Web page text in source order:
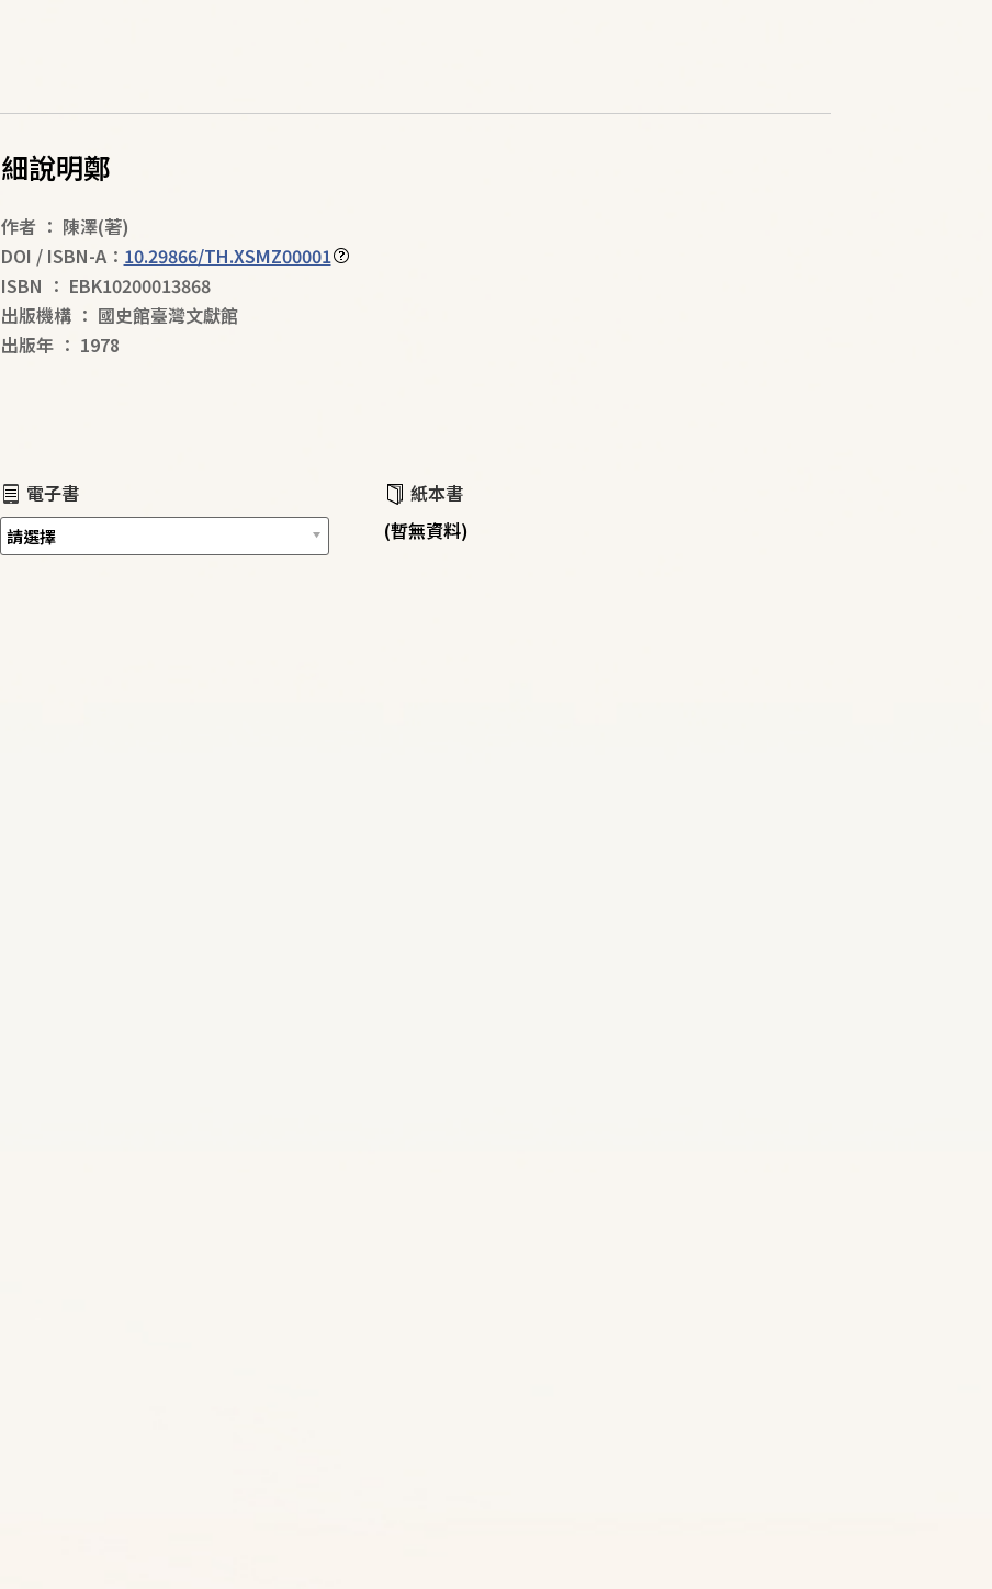
細說明鄭
作者 ： 陳澤(著)
DOI / ISBN-A： 10.29866/TH.XSMZ00001
ISBN ： EBK10200013868
出版機構 ： 國史館臺灣文獻館
出版年 ： 1978
電子書
紙本書
(暫無資料)